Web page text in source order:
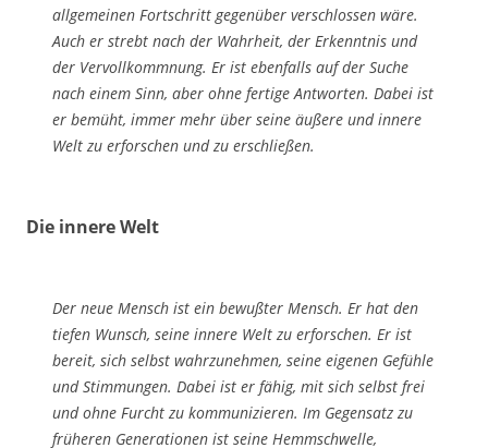
allgemeinen Fortschritt gegen­über verschlossen wäre.
Auch er strebt nach der Wahrheit, der Erkenntnis und
der Vervollkommnung. Er ist ebenfalls auf der Suche
nach einem Sinn, aber ohne fertige Antworten. Dabei ist
er bemüht, immer mehr über seine äußere und innere
Welt zu er­forschen und zu erschließen.
Die innere Welt
Der neue Mensch ist ein bewußter Mensch. Er hat den
tiefen Wunsch, seine innere Welt zu erforschen. Er ist
bereit, sich selbst wahrzunehmen, seine eigenen Gefühle
und Stimmungen. Dabei ist er fähig, mit sich selbst frei
und ohne Furcht zu kommu­nizieren. Im Gegensatz zu
früheren Generationen ist seine Hemmschwelle,